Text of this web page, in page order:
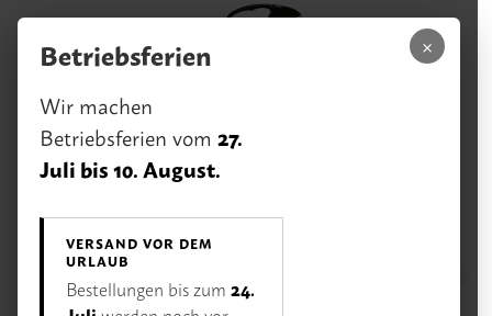
Zum Hauptinhalt springen
Menü
×
Betriebsferien
Wir machen
Betriebsferien vom27.
Juli bis 10. August.
VERSAND VOR DEM
URLAUB
Bestellungen bis zum24.